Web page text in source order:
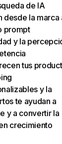
de IA
desde la marca
prompt
y la
tus
y la
te ayudan a
y a convertir la
crecimiento